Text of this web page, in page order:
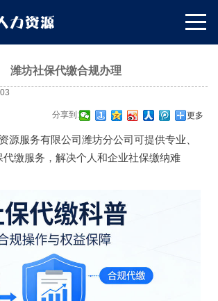
潍坊社保代缴合规办理
分享到: 更多
源服务有限公司潍坊分公司可提供专业、
缴服务，解决个人和企业社保缴纳难